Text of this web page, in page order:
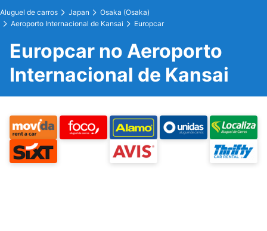
Aluguel de carros Japan
Osaka (Osaka)
Aeroporto Internacional de Kansai
Europcar
Europcar no Aeroporto
Internacional de Kansai